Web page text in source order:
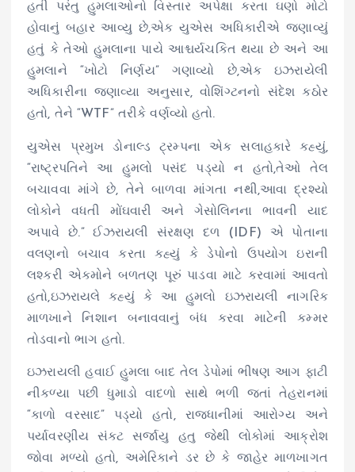
હતી પરંતુ હુમલાઓનો વિસ્તાર અપેક્ષા કરતા ઘણો મોટો
હોવાનું બહાર આવ્યુ છે,એક યુએસ અધિકારીએ જણાવ્યું
હતું કે તેઓ હુમલાના પાયે આશ્ચર્યચકિત થયા છે અને આ
હુમલાને “ખોટો નિર્ણય” ગણાવ્યો છે,એક ઇઝરાયેલી
અધિકારીના જણાવ્યા અનુસાર, વોશિંગ્ટનનો સંદેશ કઠોર
હતો, તેને “WTF” તરીકે વર્ણવ્યો હતો.
યુએસ પ્રમુખ ડોનાલ્ડ ટ્રમ્પના એક સલાહકારે કહ્યું,
“રાષ્ટ્રપતિને આ હુમલો પસંદ પડ્યો ન હતો,તેઓ તેલ
બચાવવા માંગે છે, તેને બાળવા માંગતા નથી,આવા દ્રશ્યો
લોકોને વધતી મોંઘવારી અને ગેસોલિનના ભાવની યાદ
અપાવે છે.” ઈઝરાયલી સંરક્ષણ દળ (IDF) એ પોતાના
વલણનો બચાવ કરતા કહ્યું કે ડેપોનો ઉપયોગ ઇરાની
લશ્કરી એકમોને બળતણ પૂરું પાડવા માટે કરવામાં આવતો
હતો,ઇઝરાયલે કહ્યું કે આ હુમલો ઇઝરાયલી નાગરિક
માળખાને નિશાન બનાવવાનું બંધ કરવા માટેની કમ્મર
તોડવાનો ભાગ હતો.
ઇઝરાયલી હવાઈ હુમલા બાદ તેલ ડેપોમાં ભીષણ આગ ફાટી
નીકળ્યા પછી ધુમાડો વાદળો સાથે ભળી જતાં તેહરાનમાં
“કાળો વરસાદ” પડ્યો હતો, રાજધાનીમાં આરોગ્ય અને
પર્યાવરણીય સંકટ સર્જાયુ હતુ જેથી લોકોમાં આક્રોશ
જોવા મળ્યો હતો, અમેરિકાને ડર છે કે જાહેર માળખાગત